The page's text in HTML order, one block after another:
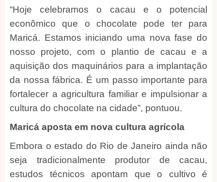
“Hoje celebramos o cacau e o potencial
econômico que o chocolate pode ter para
Maricá. Estamos iniciando uma nova fase do
nosso projeto, com o plantio de cacau e a
aquisição dos maquinários para a implantação
da nossa fábrica. É um passo importante para
fortalecer a agricultura familiar e impulsionar a
cultura do chocolate na cidade”, pontuou.
Maricá aposta em nova cultura agrícola
Embora o estado do Rio de Janeiro ainda não
seja tradicionalmente produtor de cacau,
estudos técnicos apontam que o cultivo é